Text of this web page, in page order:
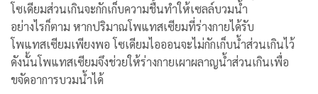
โซเดียมส่วนเกินจะกักเก็บความชื้นทำให้เซลล์บวมน้ำ
อย่างไรก็ตาม หากปริมาณโพแทสเซียมที่ร่างกายได้รับ
โพแทสเซียมเพียงพอ โซเดียมไอออนจะไม่กักเก็บน้ำส่วนเกินไว้
ดังนั้นโพแทสเซียมจึงช่วยให้ร่างกายเผาผลาญน้ำส่วนเกินเพื่อ
ขจัดอาการบวมน้ำได้